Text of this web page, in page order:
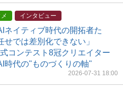
インタビュー
ネイティブ時代の開拓者た
せでは差別化できない」
コンテスト8冠クリエイター
時代の"ものづくりの軸"
2026-07-31 18:00